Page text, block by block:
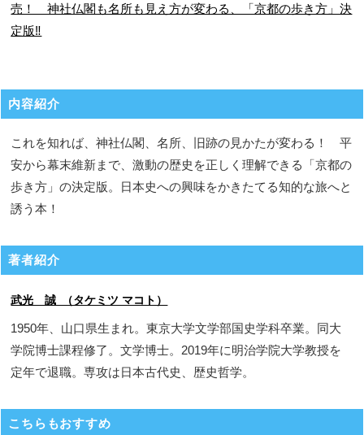
売！ 神社仏閣も名所も見え方が変わる、「京都の歩き方」決
定版‼
内容紹介
これを知れば、神社仏閣、名所、旧跡の見かたが変わる！ 平
安から幕末維新まで、激動の歴史を正しく理解できる「京都の
歩き方」の決定版。日本史への興味をかきたてる知的な旅へと
誘う本！
著者紹介
武光 誠 （タケミツ マコト）
1950年、山口県生まれ。東京大学文学部国史学科卒業。同大
学院博士課程修了。文学博士。2019年に明治学院大学教授を
定年で退職。専攻は日本古代史、歴史哲学。
こちらもおすすめ